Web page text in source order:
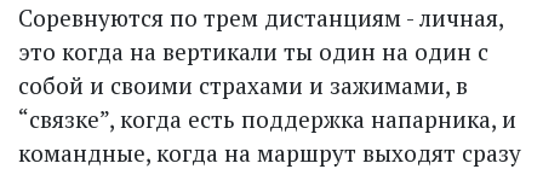
Соревнуются по трем дистанциям - личная,
это когда на вертикали ты один на один с
собой и своими страхами и зажимами, в
“связке”, когда есть поддержка напарника, и
командные, когда на маршрут выходят сразу